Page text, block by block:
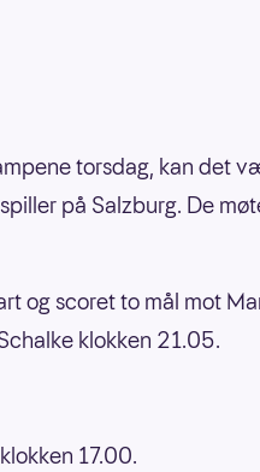
torsdag, kan det
på Salzburg. De
og scoret to mål mot
klokken 21.05.
17.00.